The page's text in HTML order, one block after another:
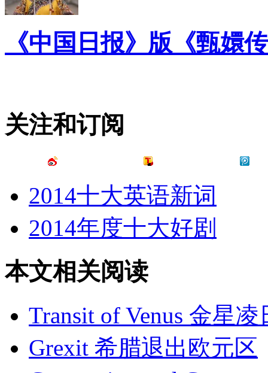
《中国日报》版《甄嬛
关注和订阅
2014十大英语新词
2014年度十大好剧
本文相关阅读
Transit of Venus 金星凌
Grexit 希腊退出欧元区